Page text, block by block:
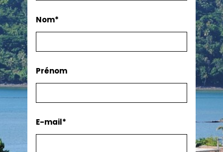
Nom*
Prénom
E-mail*